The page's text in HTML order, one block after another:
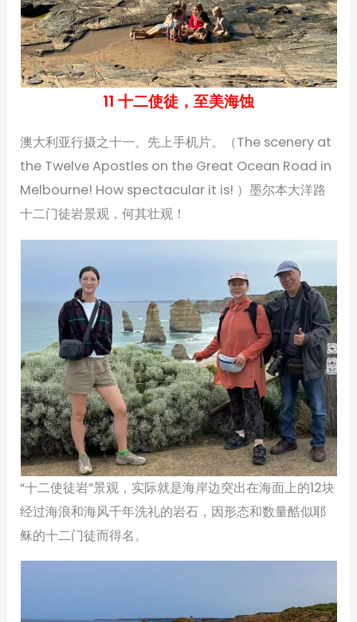
11 十二使徒，至美海蚀
澳大利亚行摄之十一。先上手机片。（The scenery at
the Twelve Apostles on the Great Ocean Road in
Melbourne! How spectacular it is! ）墨尔本大洋路
十二门徒岩景观，何其壮观！
“十二使徒岩”景观，实际就是海岸边突出在海面上的12块
经过海浪和海风千年洗礼的岩石，因形态和数量酷似耶
稣的十二门徒而得名。